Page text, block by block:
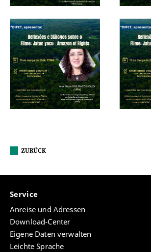
ZURÜCK
Service
Anreise und Adressen
Download-Center
Eigene Daten verwalten
Leichte Sprache